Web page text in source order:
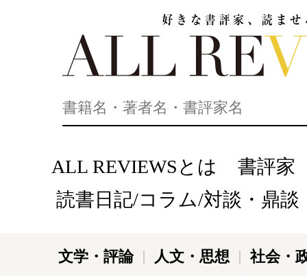
ALL REVIEWSとは
書評家
読書日記/コラム/対談・鼎談
文学・評論 人文・思想
社会・